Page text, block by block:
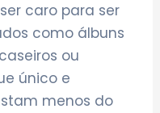
caro para ser
como álbuns
ou
único e
menos do